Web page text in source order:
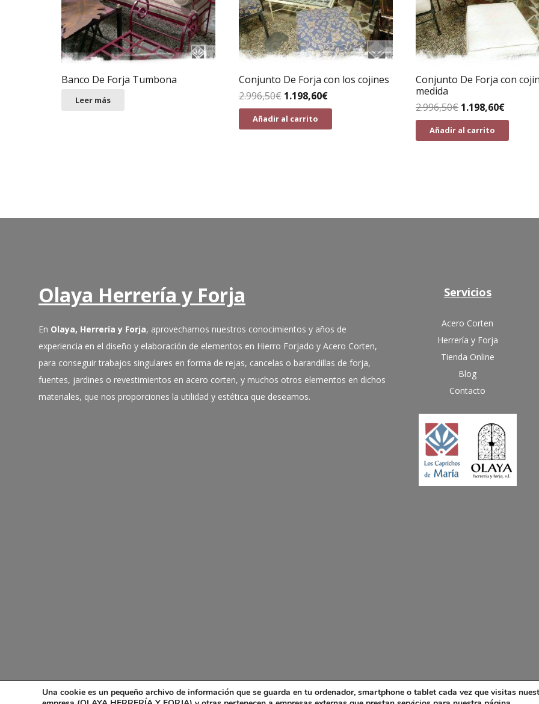
Banco De Forja Tumbona
Leer más
Conjunto De Forja con los cojines
2.996,50€ 1.198,60€
Añadir al carrito
Conjunto De Forja con
medida
2.996,50€ 1.198,60€
Añadir al carrito
Olaya Herrería y Forja
En Olaya, Herrería y Forja, aprovechamos nuestros conocimientos y años de
experiencia en el diseño y elaboración de elementos en Hierro Forjado y Acero Corten,
para conseguir trabajos singulares en forma de rejas, cancelas o barandillas de forja,
fuentes, jardines o revestimientos en acero corten, y muchos otros elementos en dichos
materiales, que nos proporciones la utilidad y estética que deseamos.
Servicios
Acero Corten
Herrería y Forja
Tienda Online
Blog
Contacto
Una cookie es un pequeño archivo de información que se guarda en tu ordenador, smartphone o tablet cada vez que visitas